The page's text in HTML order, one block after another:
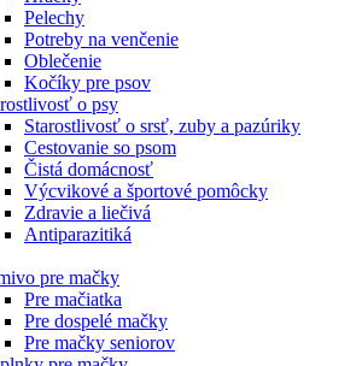
Pelechy
Potreby na venčenie
Oblečenie
Kočíky pre psov
o psy
Starostlivosť o srsť, zuby a pazúriky
Cestovanie so psom
Čistá domácnosť
Výcvikové a športové pomôcky
Zdravie a liečivá
Antiparazitiká
pre mačky
Pre mačiatka
Pre dospelé mačky
Pre mačky seniorov